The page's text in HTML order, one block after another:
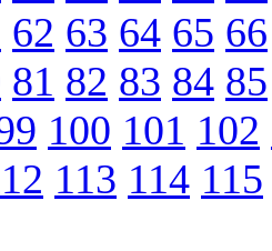
62 63 64 65 66
81 82 83 84 85
100 101 102
113 114 115